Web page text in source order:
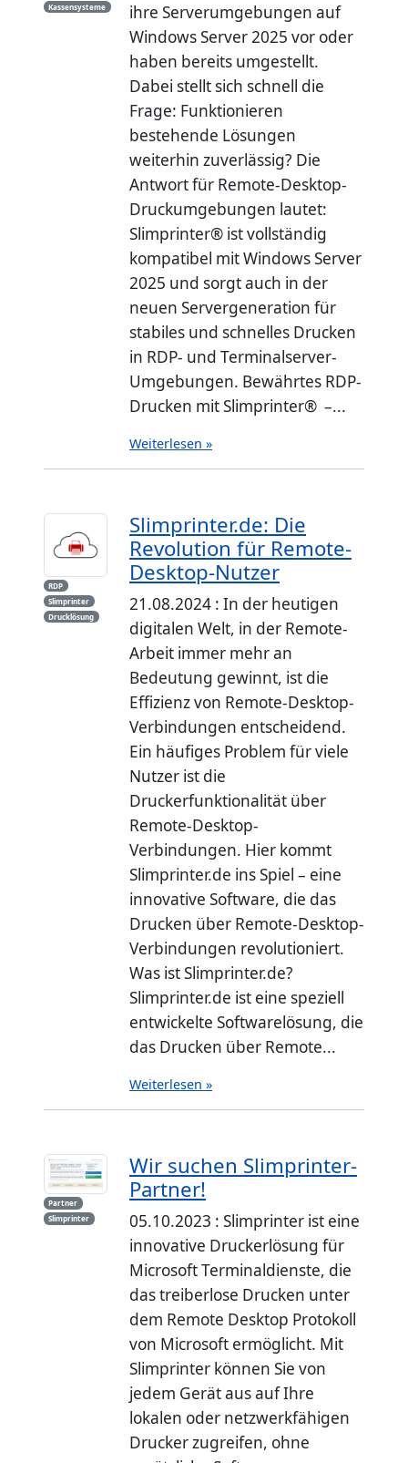
Kassensysteme
ihre Serverumgebungen auf
Windows Server 2025 vor oder
haben bereits umgestellt.
Dabei stellt sich schnell die
Frage: Funktionieren
bestehende Lösungen
weiterhin zuverlässig? Die
Antwort für Remote-Desktop-
Druckumgebungen lautet:
Slimprinter® ist vollständig
kompatibel mit Windows Server
2025 und sorgt auch in der
neuen Servergeneration für
stabiles und schnelles Drucken
in RDP- und Terminalserver-
Umgebungen. Bewährtes RDP-
Drucken mit Slimprinter® –...
Weiterlesen »
RDP
Slimprinter
Drucklösung
Slimprinter.de: Die
Revolution für Remote-
Desktop-Nutzer
21.08.2024 : In der heutigen
digitalen Welt, in der Remote-
Arbeit immer mehr an
Bedeutung gewinnt, ist die
Effizienz von Remote-Desktop-
Verbindungen entscheidend.
Ein häufiges Problem für viele
Nutzer ist die
Druckerfunktionalität über
Remote-Desktop-
Verbindungen. Hier kommt
Slimprinter.de ins Spiel – eine
innovative Software, die das
Drucken über Remote-Desktop-
Verbindungen revolutioniert.
Was ist Slimprinter.de?
Slimprinter.de ist eine speziell
entwickelte Softwarelösung, die
das Drucken über Remote...
Weiterlesen »
Partner
Slimprinter
Wir suchen Slimprinter-
Partner!
05.10.2023 : Slimprinter ist eine
innovative Druckerlösung für
Microsoft Terminaldienste, die
das treiberlose Drucken unter
dem Remote Desktop Protokoll
von Microsoft ermöglicht. Mit
Slimprinter können Sie von
jedem Gerät aus auf Ihre
lokalen oder netzwerkfähigen
Drucker zugreifen, ohne